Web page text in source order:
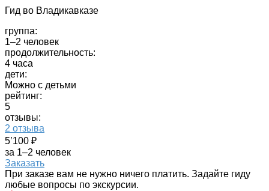
Гид во Владикавказе
группа:
1–2 человек
продолжительность:
4 часа
дети:
Можно с детьми
рейтинг:
5
отзывы:
2 отзыва
5’100 ₽
за 1–2 человек
Заказать
При заказе вам не нужно ничего платить. Задайте гиду
любые вопросы по экскурсии.